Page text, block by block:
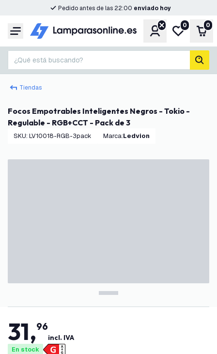
Pedido antes de las 22:00 enviado hoy
Menú CuentaMi lista de
0 0
¿Qué está buscando?
Tiendas
Focos Empotrables Inteligentes Negros - Tokio -
Regulable - RGB+CCT - Pack de 3
SKU: LV10018-RGB-3pack Marca: Ledvion
31,96
incl. IVA
En stock